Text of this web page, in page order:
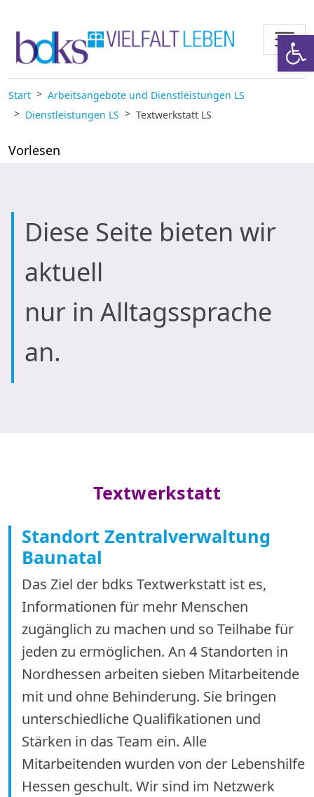
Start
Arbeitsangebote und Dienstleistungen LS
Dienstleistungen LS
Textwerkstatt LS
Vorlesen
Diese Seite bieten wir
aktuell
nur in Alltagssprache
an.
Textwerkstatt
Standort Zentralverwaltung
Baunatal
Das Ziel der bdks Textwerkstatt ist es,
Informationen für mehr Menschen
zugänglich zu machen und so Teilhabe für
jeden zu ermöglichen. An 4 Standorten in
Nordhessen arbeiten sieben Mitarbeitende
mit und ohne Behinderung. Sie bringen
unterschiedliche Qualifikationen und
Stärken in das Team ein. Alle
Mitarbeitenden wurden von der Lebenshilfe
Hessen geschult. Wir sind im Netzwerk